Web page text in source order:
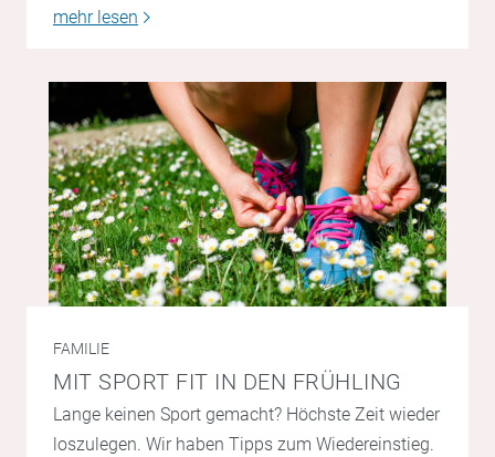
mehr lesen
FAMILIE
MIT SPORT FIT IN DEN FRÜHLING
Lange keinen Sport gemacht? Höchste Zeit wieder
loszulegen. Wir haben Tipps zum Wiedereinstieg.